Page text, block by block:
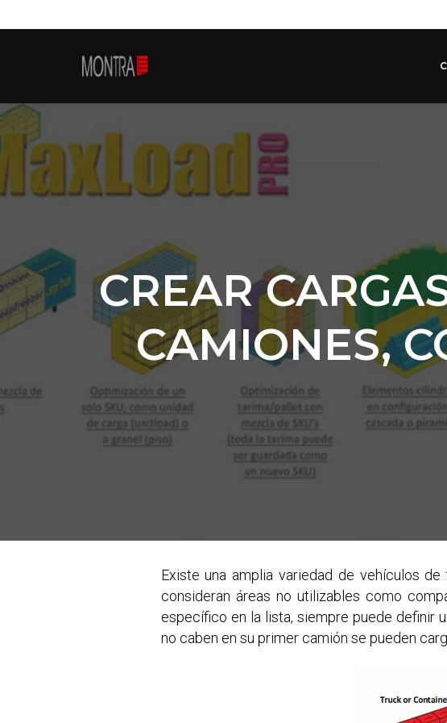
CREAR
CAMIONES,
Existe una amplia variedad de vehículos
consideran áreas no utilizables como
específico en la lista, siempre puede definir
no caben en su primer camión se pueden